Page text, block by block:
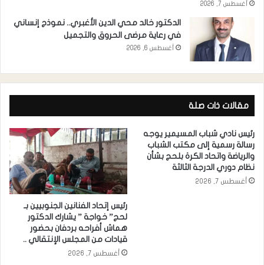
أغسطس 7, 2026
الدكتور خالد محي الدين الأغبري.. نموذج إنساني
في رعاية مرضى الحروق والتجميل
أغسطس 6, 2026
مقالات ذات صلة
رئيس نادي شباب المسيمير يوجه
رسالة رسمية إلى مكتب الشباب
والرياضة واتحاد الكرة بلحج بشأن
نظام دوري الدرجة الثالثة
أغسطس 7, 2026
رئيس إتحاد الفنانين الجنوبيين بـ
لحج” خواجة ” يشارك الدكتور
هماش أفراحه بردفان بحضور
قيادات من المجلس الإنتقالي ..
أغسطس 7, 2026